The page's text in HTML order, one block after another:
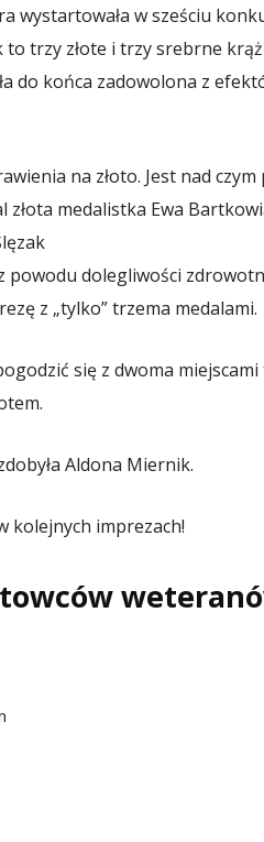
wystartowała w sześciu
to trzy złote i trzy srebrne
do końca zadowolona z
na złoto. Jest nad czym
medalistka Ewa
dolegliwości
z „tylko” trzema medalami.
się z dwoma miejscami
Aldona Miernik.
kolejnych imprezach!